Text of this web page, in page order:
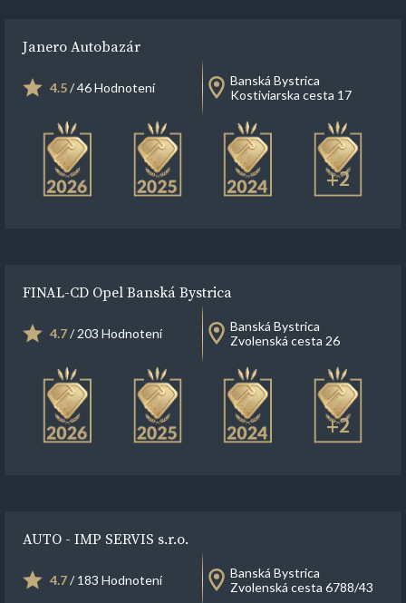
Janero Autobazár
4.5/ 46 Hodnotení
Banská Bystrica
Kostiviarska cesta 17
+2
FINAL-CD Opel Banská Bystrica
4.7/ 203 Hodnotení
Banská Bystrica
Zvolenská cesta 26
+2
AUTO - IMP SERVIS s.r.o.
4.7/ 183 Hodnotení
Banská Bystrica
Zvolenská cesta 6788/43